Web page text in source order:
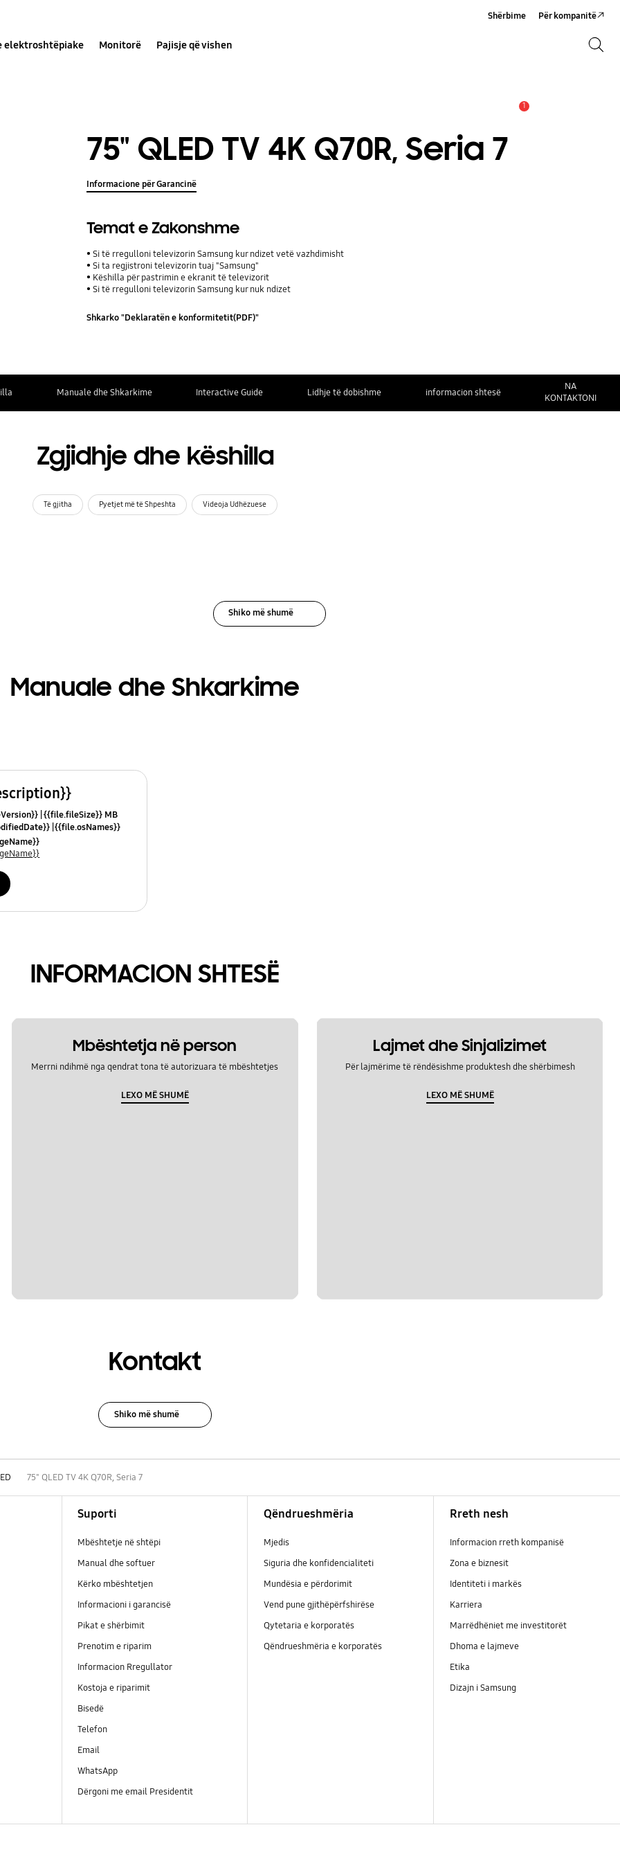
elektroshtëpiake Monitorë Pajisje që vishen
Shërbime Për kompanitë
1
75" QLED TV 4K Q70R, Seria 7
Informacione për Garancinë
Temat e Zakonshme
Si të rregulloni televizorin Samsung kur ndizet vetë vazhdimisht
Si ta regjistroni televizorin tuaj "Samsung"
Këshilla për pastrimin e ekranit të televizorit
Si të rregulloni televizorin Samsung kur nuk ndizet
Shkarko "Deklaratën e konformitetit(PDF)"
Manuale dhe Shkarkime Interactive Guide Lidhje të dobishme informacion shtesë
NA
KONTAKTONI
Zgjidhje dhe këshilla
Të gjitha Pyetjet më të Shpeshta Videoja Udhëzuese
Shiko më shumë
Manuale dhe Shkarkime
{{file.fileSize}} MB
{{file.osNames}}
INFORMACION SHTESË
Mbështetja në person
Merrni ndihmë nga qendrat tona të autorizuara të mbështetjes
LEXO MË SHUMË
Lajmet dhe Sinjalizimet
Për lajmërime të rëndësishme produktesh dhe shërbimesh
LEXO MË SHUMË
Kontakt
Shiko më shumë
75" QLED TV 4K Q70R, Seria 7
Suporti
Mbështetje në shtëpi
Manual dhe softuer
Kërko mbështetjen
Informacioni i garancisë
Pikat e shërbimit
Prenotim e riparim
Informacion Rregullator
Kostoja e riparimit
Bisedë
Telefon
Email
WhatsApp
Dërgoni me email Presidentit
Qëndrueshmëria
Mjedis
Siguria dhe konfidencialiteti
Mundësia e përdorimit
Vend pune gjithëpërfshirëse
Qytetaria e korporatës
Qëndrueshmëria e korporatës
Rreth nesh
Informacion rreth kompanisë
Zona e biznesit
Identiteti i markës
Karriera
Marrëdhëniet me investitorët
Dhoma e lajmeve
Etika
Dizajn i Samsung